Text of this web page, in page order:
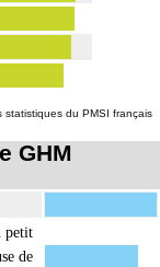
du PMSI français
GHM
petit
de